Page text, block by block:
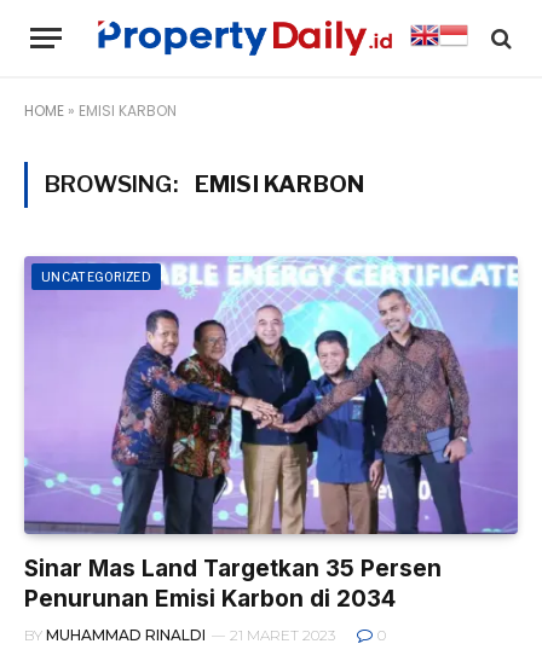
HOME » EMISI KARBON
BROWSING: EMISI KARBON
UNCATEGORIZED
Sinar Mas Land Targetkan 35 Persen
Penurunan Emisi Karbon di 2034
BY MUHAMMAD RINALDI 21 MARET 2023 0